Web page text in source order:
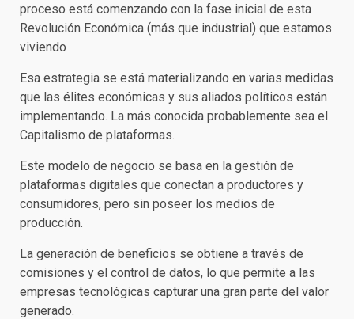
proceso está comenzando con la fase inicial de esta
Revolución Económica (más que industrial) que estamos
viviendo
Esa estrategia se está materializando en varias medidas
que las élites económicas y sus aliados políticos están
implementando. La más conocida probablemente sea el
Capitalismo de plataformas.
Este modelo de negocio se basa en la gestión de
plataformas digitales que conectan a productores y
consumidores, pero sin poseer los medios de
producción.
La generación de beneficios se obtiene a través de
comisiones y el control de datos, lo que permite a las
empresas tecnológicas capturar una gran parte del valor
generado.